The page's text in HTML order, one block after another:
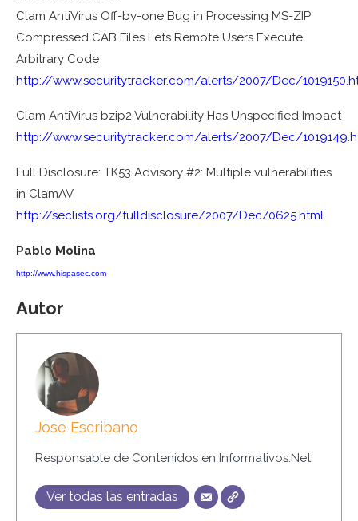
Clam AntiVirus Off-by-one Bug in Processing MS-ZIP
Compressed CAB Files Lets Remote Users Execute
Arbitrary Code
http://www.securitytracker.com/alerts/2007/Dec/1019150
Clam AntiVirus bzip2 Vulnerability Has Unspecified Impact
http://www.securitytracker.com/alerts/2007/Dec/1019149
Full Disclosure: TK53 Advisory #2: Multiple vulnerabilities
in ClamAV
http://seclists.org/fulldisclosure/2007/Dec/0625.html
Pablo Molina
http://www.hispasec.com
Autor
Jose Escribano
Responsable de Contenidos en Informativos.Net
Ver todas las entradas